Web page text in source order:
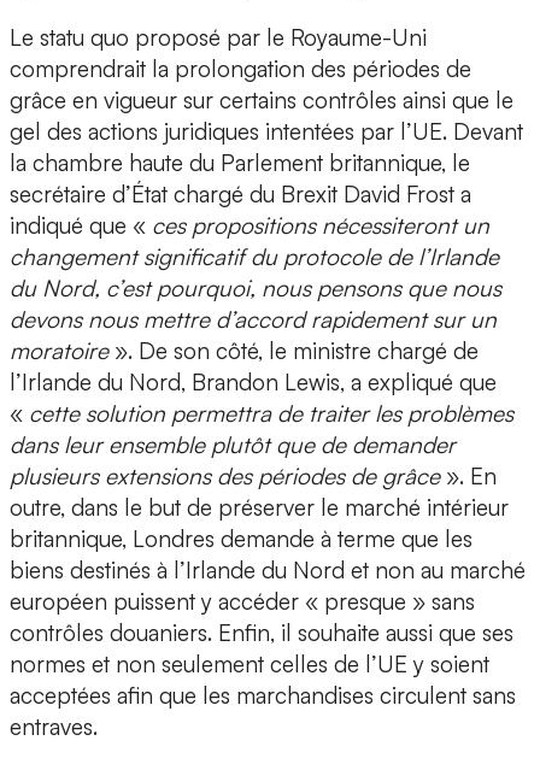
Le statu quo proposé par le Royaume-Uni
comprendrait la prolongation des périodes de
grâce en vigueur sur certains contrôles ainsi que le
gel des actions juridiques intentées par l’UE. Devant
la chambre haute du Parlement britannique, le
secrétaire d’État chargé du Brexit David Frost a
indiqué que « ces propositions nécessiteront un
changement significatif du protocole de l’Irlande
du Nord, c’est pourquoi, nous pensons que nous
devons nous mettre d’accord rapidement sur un
moratoire ». De son côté, le ministre chargé de
l’Irlande du Nord, Brandon Lewis, a expliqué que
« cette solution permettra de traiter les problèmes
dans leur ensemble plutôt que de demander
plusieurs extensions des périodes de grâce ». En
outre, dans le but de préserver le marché intérieur
britannique, Londres demande à terme que les
biens destinés à l’Irlande du Nord et non au marché
européen puissent y accéder « presque » sans
contrôles douaniers. Enfin, il souhaite aussi que ses
normes et non seulement celles de l’UE y soient
acceptées afin que les marchandises circulent sans
entraves.